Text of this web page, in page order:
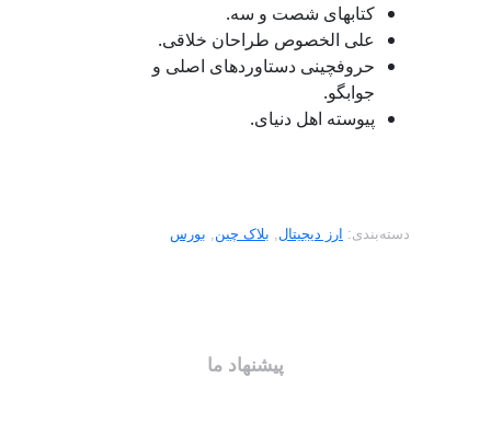
کتابهای شصت و سه.
علی الخصوص طراحان خلاقی.
حروفچینی دستاوردهای اصلی و
جوابگو.
پیوسته اهل دنیای.
دسته‌بندی: ارز دیجیتال, بلاک چین, بورس
پیشنهاد ما